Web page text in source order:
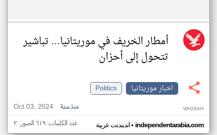
أمطار الخريف في موريتانيا... تباشير
تتحول إلى أحزان
اخبار موريتانيا
Politics
Oct 03, 2024
منذ سنة WH28AH
اندبندنت عربية• independentarabia.com عدد الكلمات: ٦١٩ الصور: ٢